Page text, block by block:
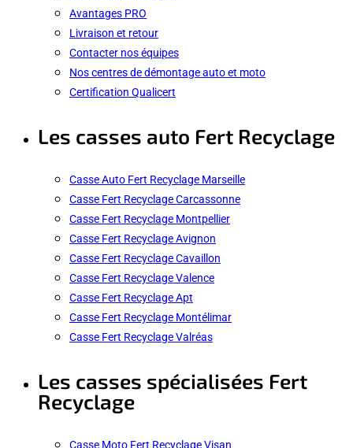
Avantages PRO
Livraison et retour
Contacter nos équipes
Nos centres de démontage auto et moto
Certification Qualicert
Les casses auto Fert Recyclage
Casse Auto Fert Recyclage Marseille
Casse Fert Recyclage Carcassonne
Casse Fert Recyclage Montpellier
Casse Fert Recyclage Avignon
Casse Fert Recyclage Cavaillon
Casse Fert Recyclage Valence
Casse Fert Recyclage Apt
Casse Fert Recyclage Montélimar
Casse Fert Recyclage Valréas
Les casses spécialisées Fert
Recyclage
Casse Moto Fert Recyclage Visan